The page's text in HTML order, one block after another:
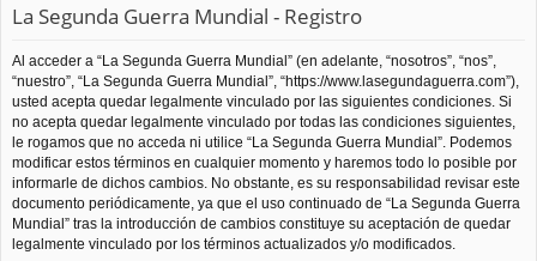
La Segunda Guerra Mundial - Registro
Al acceder a “La Segunda Guerra Mundial” (en adelante, “nosotros”, “nos”,
“nuestro”, “La Segunda Guerra Mundial”, “https://www.lasegundaguerra.com”),
usted acepta quedar legalmente vinculado por las siguientes condiciones. Si
no acepta quedar legalmente vinculado por todas las condiciones siguientes,
le rogamos que no acceda ni utilice “La Segunda Guerra Mundial”. Podemos
modificar estos términos en cualquier momento y haremos todo lo posible por
informarle de dichos cambios. No obstante, es su responsabilidad revisar este
documento periódicamente, ya que el uso continuado de “La Segunda Guerra
Mundial” tras la introducción de cambios constituye su aceptación de quedar
legalmente vinculado por los términos actualizados y/o modificados.